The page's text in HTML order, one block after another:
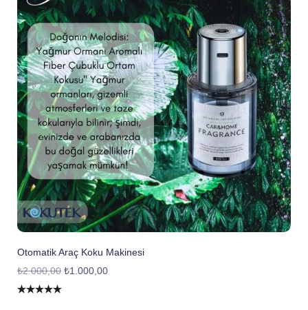
Otomatik Araç Koku Makinesi
₺2.000,00 ₺1.000,00